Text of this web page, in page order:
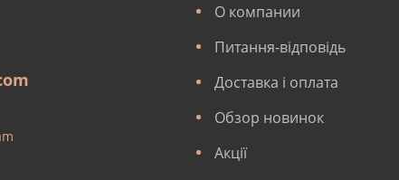
О компании
Питання-відповідь
Доставка і оплата
Обзор новинок
Акції